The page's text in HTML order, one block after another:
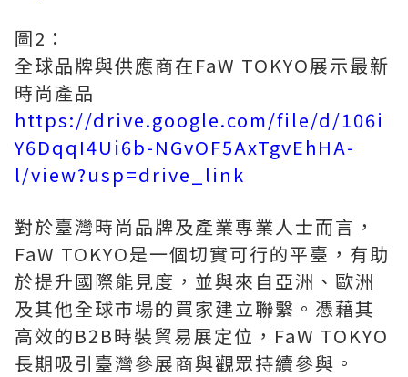
圖2：
全球品牌與供應商在FaW TOKYO展示最新
時尚產品
https://drive.google.com/file/d/106i
Y6DqqI4Ui6b-NGvOF5AxTgvEhHA-
l/view?usp=drive_link
對於臺灣時尚品牌及產業專業人士而言，
FaW TOKYO是一個切實可行的平臺，有助
於提升國際能見度，並與來自亞洲、歐洲
及其他全球市場的買家建立聯繫。憑藉其
高效的B2B時裝貿易展定位，FaW TOKYO
長期吸引臺灣參展商與觀眾持續參與。